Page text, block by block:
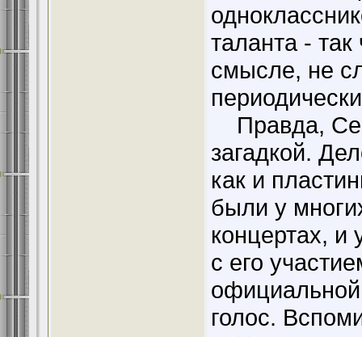
таланта -
смысле, не
Правда,
загадкой.
как и
были у
концертах,
с его
голос.